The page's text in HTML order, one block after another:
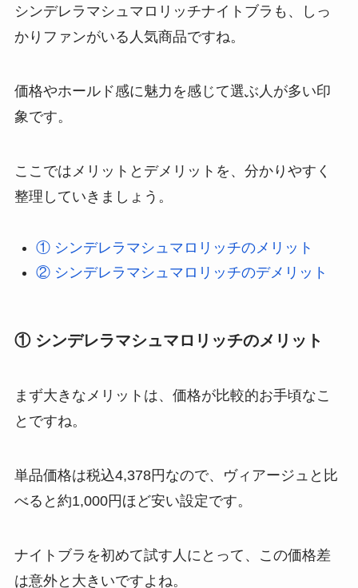
シンデレラマシュマロリッチナイトブラも、しっ
かりファンがいる人気商品ですね。
価格やホールド感に魅力を感じて選ぶ人が多い印
象です。
ここではメリットとデメリットを、分かりやすく
整理していきましょう。
① シンデレラマシュマロリッチのメリット
② シンデレラマシュマロリッチのデメリット
① シンデレラマシュマロリッチのメリット
まず大きなメリットは、価格が比較的お手頃なこ
とですね。
単品価格は税込4,378円なので、ヴィアージュと比
べると約1,000円ほど安い設定です。
ナイトブラを初めて試す人にとって、この価格差
は意外と大きいですよね。